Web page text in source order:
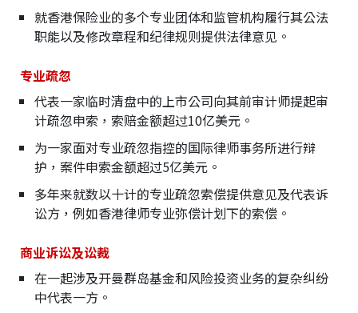
就香港保险业的多个专业团体和监管机构履行其公法
职能以及修改章程和纪律规则提供法律意见。
专业疏忽
代表一家临时清盘中的上市公司向其前审计师提起审
计疏忽申索，索赔金额超过10亿美元。
为一家面对专业疏忽指控的国际律师事务所进行辩
护，案件申索金额超过5亿美元。
多年来就数以十计的专业疏忽索偿提供意见及代表诉
讼方，例如香港律师专业弥偿计划下的索偿。
商业诉讼及讼裁
在一起涉及开曼群岛基金和风险投资业务的复杂纠纷
中代表一方。